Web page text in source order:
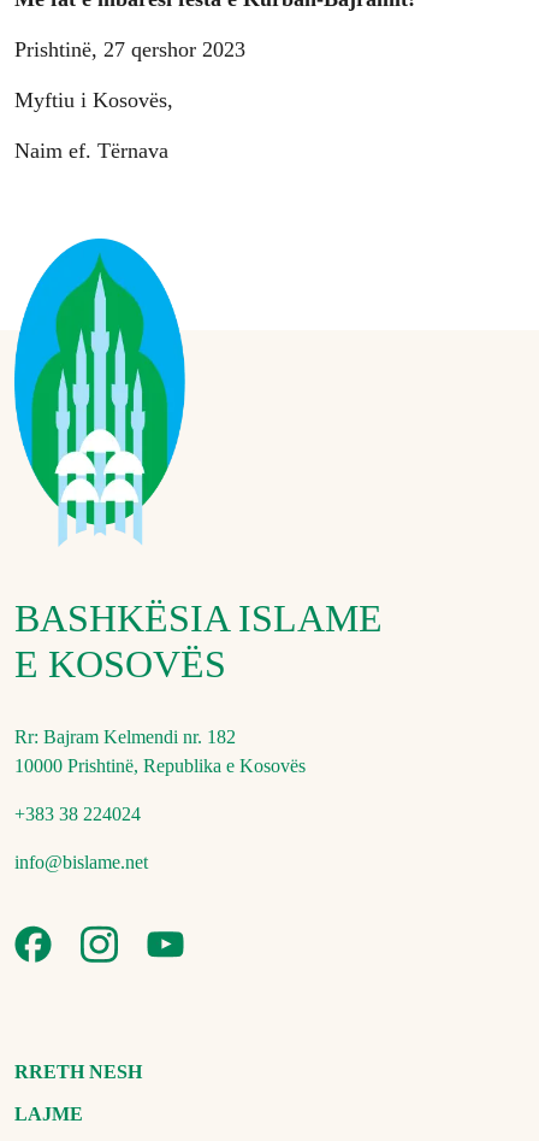
Prishtinë, 27 qershor 2023
Myftiu i Kosovës,
Naim ef. Tërnava
BASHKËSIA ISLAME
E KOSOVËS
Rr: Bajram Kelmendi nr. 182
10000 Prishtinë, Republika e Kosovës
+383 38 224024
info@bislame.net
RRETH NESH
LAJME